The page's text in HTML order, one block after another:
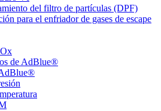
del filtro de partículas (DPF)
para el enfriador de gases de escape
de AdBlue®